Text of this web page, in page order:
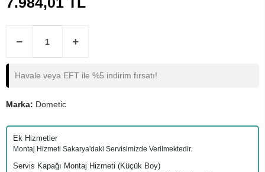
Havale veya EFT ile %5 indirim fırsatı!
Marka: Dometic
Ek Hizmetler
Montaj Hizmeti Sakarya'daki Servisimizde Verilmektedir.
Servis Kapağı Montaj Hizmeti (Küçük Boy)